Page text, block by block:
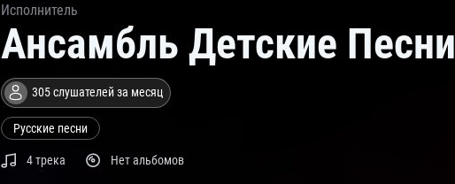
Исполнитель
Ансамбль Детские Песни
305 слушателей за месяц
Русские песни
4 трека Нет альбомов